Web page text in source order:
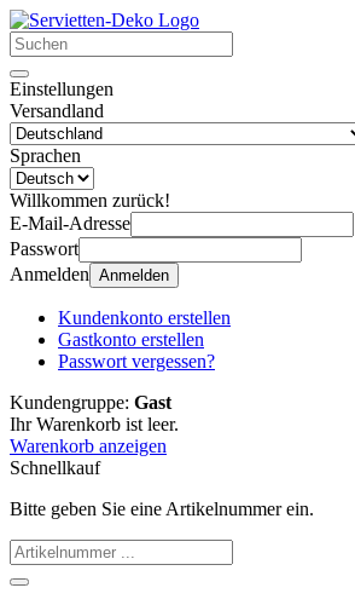
Einstellungen
Versandland
Sprachen
Willkommen zurück!
E-Mail-Adresse
Passwort
Anmelden Anmelden
Kundenkonto erstellen
Gastkonto erstellen
Passwort vergessen?
Kundengruppe: Gast
Ihr Warenkorb ist leer.
Warenkorb anzeigen
Schnellkauf
Bitte geben Sie eine Artikelnummer ein.